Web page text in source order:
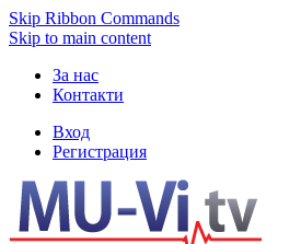
Skip Ribbon Commands
Skip to main content
За нас
Контакти
Вход
Регистрация